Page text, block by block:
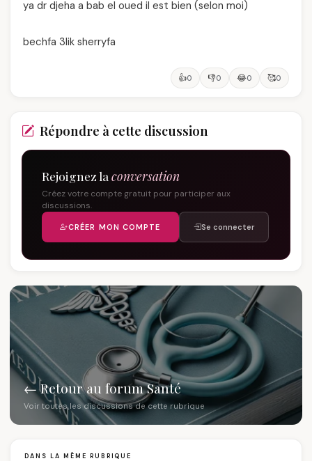
ya dr djeha a bab el oued il est bien (selon moi)
bechfa 3lik sherryfa
👍0 👎0 😂0 🥰0
Répondre à cette discussion
Rejoignez la conversation
Créez votre compte gratuit pour participer aux
discussions.
CRÉER MON COMPTE Se connecter
← Retour au forum Santé
Voir toutes les discussions de cette rubrique
DANS LA MÊME RUBRIQUE